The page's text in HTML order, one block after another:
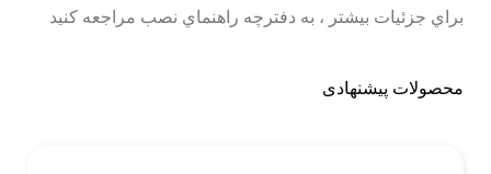
براي جزئيات بيشتر ، به دفترچه راهنماي نصب مراجعه كنيد
محصولات پیشنهادی